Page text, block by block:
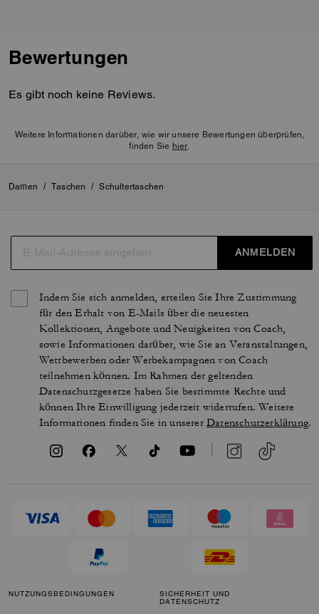
Bewertungen
Es gibt noch keine Reviews.
Weitere Informationen darüber, wie wir unsere Bewertungen überprüfen,
finden Sie hier
Damen / Taschen / Schultertaschen
ANMELDEN
Indem Sie sich anmelden, erteilen Sie Ihre Zustimmung
für den Erhalt von E-Mails über die neuesten
Kollektionen, Angebote und Neuigkeiten von Coach,
sowie Informationen darüber, wie Sie an Veranstaltungen,
Wettbewerben oder Werbekampagnen von Coach
teilnehmen können. Im Rahmen der geltenden
Datenschutzgesetze haben Sie bestimmte Rechte und
können Ihre Einwilligung jederzeit widerrufen. Weitere
Informationen finden Sie in unsererDatenschutzerklärung.
NUTZUNGSBEDINGUNGEN
SICHERHEIT UND
DATENSCHUTZ